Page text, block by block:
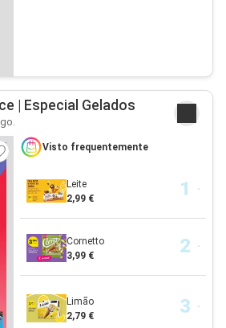
| Especial Gelados
Visto frequentemente
Leite
2,99 €
Cornetto
3,99 €
Limão
2,79 €